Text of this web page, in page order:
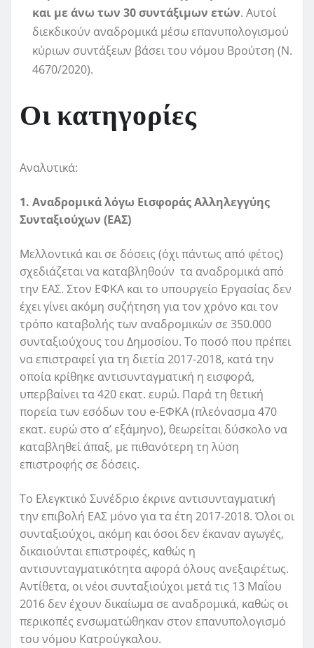
και με άνω των 30 συντάξιμων ετών. Αυτοί
διεκδικούν αναδρομικά μέσω επανυπολογισμού
κύριων συντάξεων βάσει του νόμου Βρούτση (Ν.
4670/2020).
Οι κατηγορίες
Αναλυτικά:
1. Αναδρομικά λόγω Εισφοράς Αλληλεγγύης
Συνταξιούχων (ΕΑΣ)
Μελλοντικά και σε δόσεις (όχι πάντως από φέτος)
σχεδιάζεται να καταβληθούν τα αναδρομικά από
την ΕΑΣ. Στον ΕΦΚΑ και το υπουργείο Εργασίας δεν
έχει γίνει ακόμη συζήτηση για τον χρόνο και τον
τρόπο καταβολής των αναδρομικών σε 350.000
συνταξιούχους του Δημοσίου. Το ποσό που πρέπει
να επιστραφεί για τη διετία 2017-2018, κατά την
οποία κρίθηκε αντισυνταγματική η εισφορά,
υπερβαίνει τα 420 εκατ. ευρώ. Παρά τη θετική
πορεία των εσόδων του e-ΕΦΚΑ (πλεόνασμα 470
εκατ. ευρώ στο α’ εξάμηνο), θεωρείται δύσκολο να
καταβληθεί άπαξ, με πιθανότερη τη λύση
επιστροφής σε δόσεις.
Το Ελεγκτικό Συνέδριο έκρινε αντισυνταγματική
την επιβολή ΕΑΣ μόνο για τα έτη 2017-2018. Όλοι οι
συνταξιούχοι, ακόμη και όσοι δεν έκαναν αγωγές,
δικαιούνται επιστροφές, καθώς η
αντισυνταγματικότητα αφορά όλους ανεξαιρέτως.
Αντίθετα, οι νέοι συνταξιούχοι μετά τις 13 Μαΐου
2016 δεν έχουν δικαίωμα σε αναδρομικά, καθώς οι
περικοπές ενσωματώθηκαν στον επανυπολογισμό
του νόμου Κατρούγκαλου.